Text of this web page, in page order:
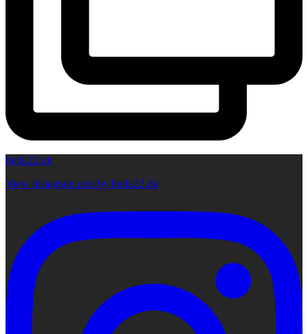
butik22.dk
View Instagram post by butik22.dk